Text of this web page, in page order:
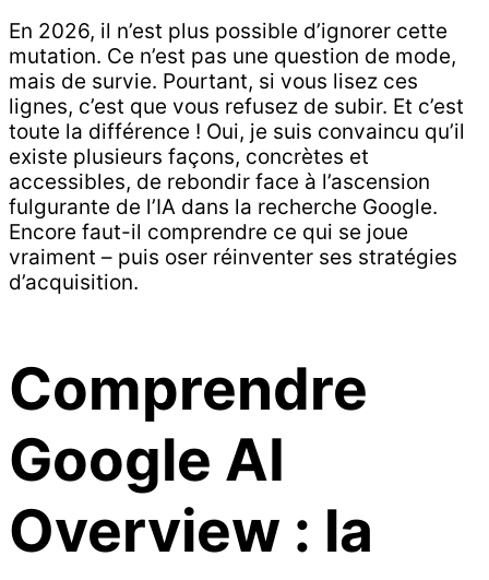
En 2026, il n’est plus possible d’ignorer cette
mutation. Ce n’est pas une question de mode,
mais de survie. Pourtant, si vous lisez ces
lignes, c’est que vous refusez de subir. Et c’est
toute la différence ! Oui, je suis convaincu qu’il
existe plusieurs façons, concrètes et
accessibles, de rebondir face à l’ascension
fulgurante de l’IA dans la recherche Google.
Encore faut-il comprendre ce qui se joue
vraiment – puis oser réinventer ses stratégies
d’acquisition.
Comprendre
Google AI
Overview : la